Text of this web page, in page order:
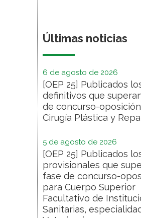
Últimas noticias
6 de agosto de 2026
[OEP 25] Publicados
definitivos que
de concurso-
Cirugía Plástica y
5 de agosto de 2026
[OEP 25] Publicados
provisionales que
fase de concurso-
para Cuerpo Superior
Facultativo de
Sanitarias,